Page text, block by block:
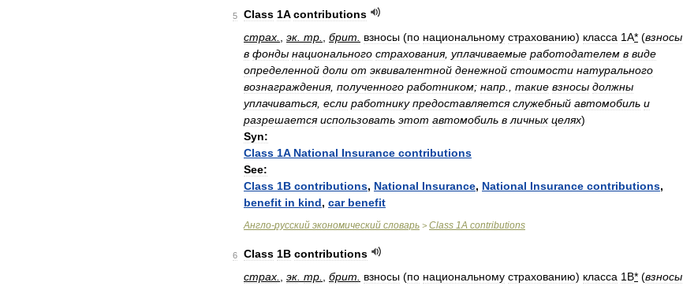
5 Class 1A contributions
страх
эк тр брит взносы (по национальному страхованию) класса 1A* (взносы
в фонды национального страхования, уплачиваемые работодателем в виде
определенной доли от эквивалентной денежной стоимости натурального
вознаграждения, полученного работником; напр такие взносы должны
уплачиваться, если работнику предоставляется служебный автомобиль и
разрешается использовать этот автомобиль в личных целях)
Syn:
Class 1A National Insurance contributions
See:
Class 1B contributions, National Insurance, National Insurance contributions,
benefit in kind, car benefit
Англо-русский экономический словарь > Class 1A contributions
6 Class 1B contributions
страх
эк тр брит взносы (по национальному страхованию) класса 1B* (взносы